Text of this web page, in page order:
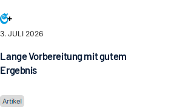
3. JULI 2026
Lange Vorbereitung mit gutem
Ergebnis